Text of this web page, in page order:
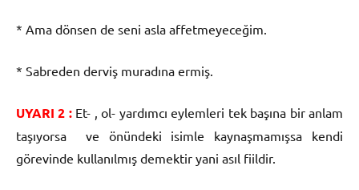
* Ama dönsen de seni asla affetmeyeceğim.
* Sabreden derviş muradına ermiş.
UYARI 2 :Et- , ol- yardımcı eylemleri tek başına bir anlam
taşıyorsa ve önündeki isimle kaynaşmamışsa kendi
görevinde kullanılmış demektir yani asıl fiildir.